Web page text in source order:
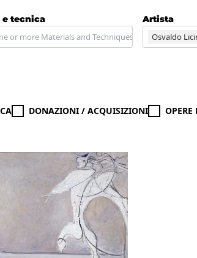
e tecnica
Artista
Osvaldo
DONAZIONI / ACQUISIZIONI OPERE